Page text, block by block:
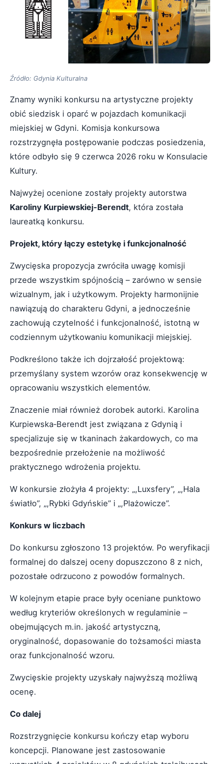
Źródło: Gdynia Kulturalna
Znamy wyniki konkursu na artystyczne projekty
obić siedzisk i oparć w pojazdach komunikacji
miejskiej w Gdyni. Komisja konkursowa
rozstrzygnęła postępowanie podczas posiedzenia,
które odbyło się 9 czerwca 2026 roku w Konsulacie
Kultury.
Najwyżej ocenione zostały projekty autorstwa
Karoliny Kurpiewskiej‑Berendt, która została
laureatką konkursu.
Projekt, który łączy estetykę i funkcjonalność
Zwycięska propozycja zwróciła uwagę komisji
przede wszystkim spójnością – zarówno w sensie
wizualnym, jak i użytkowym. Projekty harmonijnie
nawiązują do charakteru Gdyni, a jednocześnie
zachowują czytelność i funkcjonalność, istotną w
codziennym użytkowaniu komunikacji miejskiej.
Podkreślono także ich dojrzałość projektową:
przemyślany system wzorów oraz konsekwencję w
opracowaniu wszystkich elementów.
Znaczenie miał również dorobek autorki. Karolina
Kurpiewska‑Berendt jest związana z Gdynią i
specjalizuje się w tkaninach żakardowych, co ma
bezpośrednie przełożenie na możliwość
praktycznego wdrożenia projektu.
W konkursie złożyła 4 projekty: „,Luxsfery”, „,Hala
światło”, „,Rybki Gdyńskie” i „,Plażowicze”.
Konkurs w liczbach
Do konkursu zgłoszono 13 projektów. Po weryfikacji
formalnej do dalszej oceny dopuszczono 8 z nich,
pozostałe odrzucono z powodów formalnych.
W kolejnym etapie prace były oceniane punktowo
według kryteriów określonych w regulaminie –
obejmujących m.in. jakość artystyczną,
oryginalność, dopasowanie do tożsamości miasta
oraz funkcjonalność wzoru.
Zwycięskie projekty uzyskały najwyższą możliwą
ocenę.
Co dalej
Rozstrzygnięcie konkursu kończy etap wyboru
koncepcji. Planowane jest zastosowanie